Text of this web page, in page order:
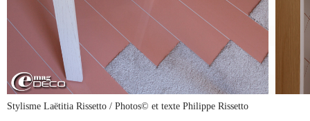
Stylisme Laëtitia Rissetto / Photos© et texte Philippe Rissetto